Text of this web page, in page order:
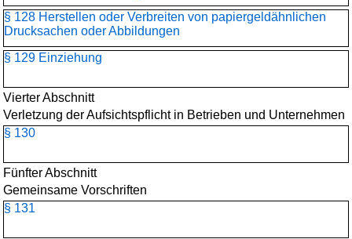
§ 128 Herstellen oder Verbreiten von papiergeldähnlichen
Drucksachen oder Abbildungen
§ 129 Einziehung
Vierter Abschnitt
Verletzung der Aufsichtspflicht in Betrieben und Unternehmen
§ 130
Fünfter Abschnitt
Gemeinsame Vorschriften
§ 131